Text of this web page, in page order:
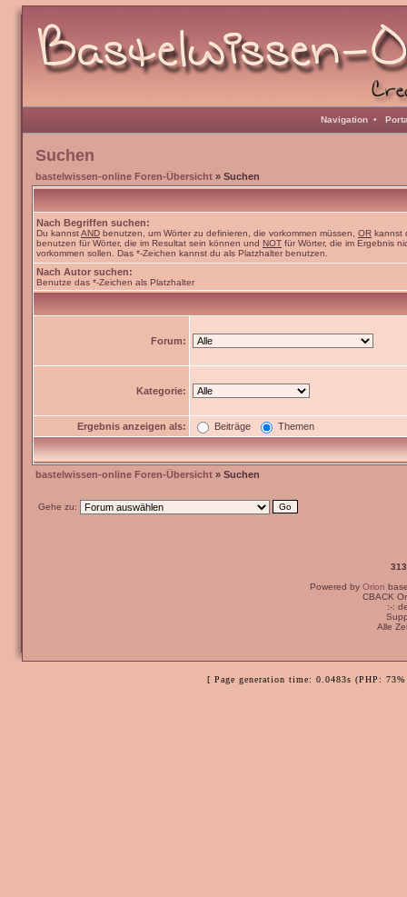
Navigation •
Suchen
bastelwissen-online Foren-Übersicht » Suchen
Nach Begriffen suchen:
Du kannstAND benutzen, um Wörter zu definieren, die vorkommen müssen, OR kannst
benutzen für Wörter, die im Resultat sein können und NOT für Wörter, die im Ergebnis
vorkommen sollen. Das *-Zeichen kannst du als Platzhalter benutzen.
Nach Autor suchen:
Benutze das *-Zeichen als Platzhalter
Forum:
Kategorie:
Ergebnis anzeigen als: Beiträge Themen
bastelwissen-online Foren-Übersicht » Suchen
Gehe zu:
Powered by Orion
CBACK
:-:
Alle
[ Page generation time: 0.0483s (PHP: